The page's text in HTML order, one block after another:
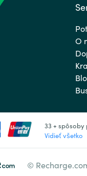
O
33 +
Vidieť všetko
©